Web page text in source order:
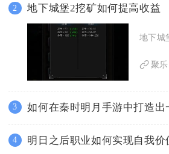
2 地下城堡2挖矿如何提高收益
地下城
聚乐
3 如何在秦时明月手游中打造出
4 明日之后职业如何实现自我价